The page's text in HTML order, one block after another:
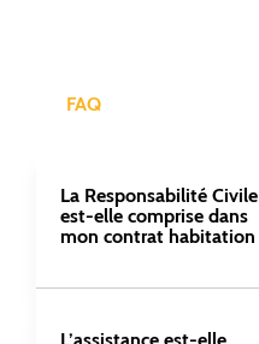
FAQ
La Responsabilité Civile
est-elle comprise dans